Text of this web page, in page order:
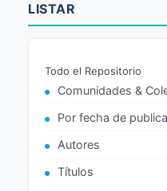
LISTAR
Todo el Repositorio
Comunidades &
Por fecha de
Autores
Títulos